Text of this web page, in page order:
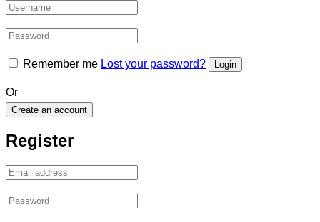
Remember me Lost your password?
Or
Create an account
Register